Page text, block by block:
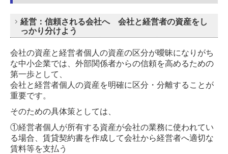
経営：信頼される会社へ 会社と経営者の資産をし
っかり分けよう
会社の資産と経営者個人の資産の区分が曖昧になりがち
な中小企業では、外部関係者からの信頼を高めるための
第一歩として、
会社と経営者個人の資産を明確に区分・分離することが
重要です。
そのための具体策としては、
①経営者個人が所有する資産が会社の業務に使われてい
る場合、賃貸契約書を作成して会社から経営者へ適切な
賃料等を支払う